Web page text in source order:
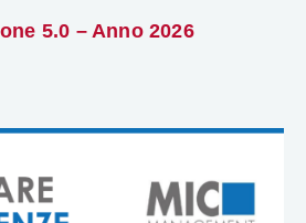
5.0 – Anno 2026